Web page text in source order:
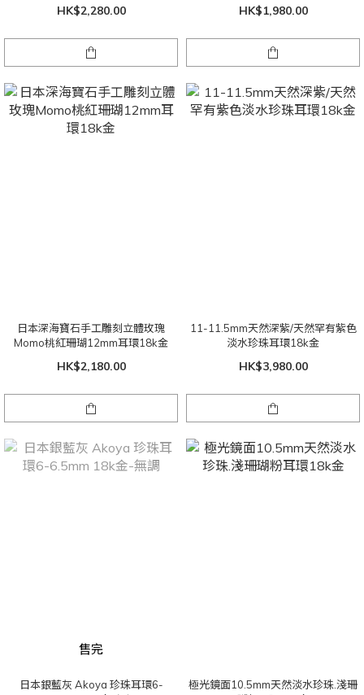
HK$2,280.00 HK$1,980.00
日本深海寶石手工雕刻立體玫瑰
Momo桃紅珊瑚12mm耳環18k金
HK$2,180.00
11-11.5mm天然深紫/天然罕有紫色
淡水珍珠耳環18k金
HK$3,980.00
售完
日本銀藍灰 Akoya 珍珠耳環6-
極光鏡面10.5mm天然淡水珍珠.淺珊